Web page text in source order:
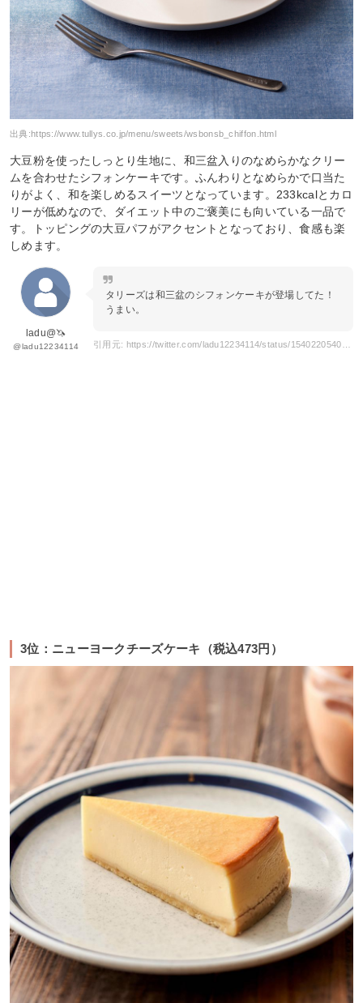
出典:https://www.tullys.co.jp/menu/sweets/wsbonsb_chiffon.html
大豆粉を使ったしっとり生地に、和三盆入りのなめらかなクリー
ムを合わせたシフォンケーキです。ふんわりとなめらかで口当た
りがよく、和を楽しめるスイーツとなっています。233kcalとカロ
リーが低めなので、ダイエット中のご褒美にも向いている一品で
す。トッピングの大豆パフがアクセントとなっており、食感も楽
しめます。
ladu@🦄
@ladu12234114
タリーズは和三盆のシフォンケーキが登場してた！
うまい。
3位：ニューヨークチーズケーキ（税込473円）